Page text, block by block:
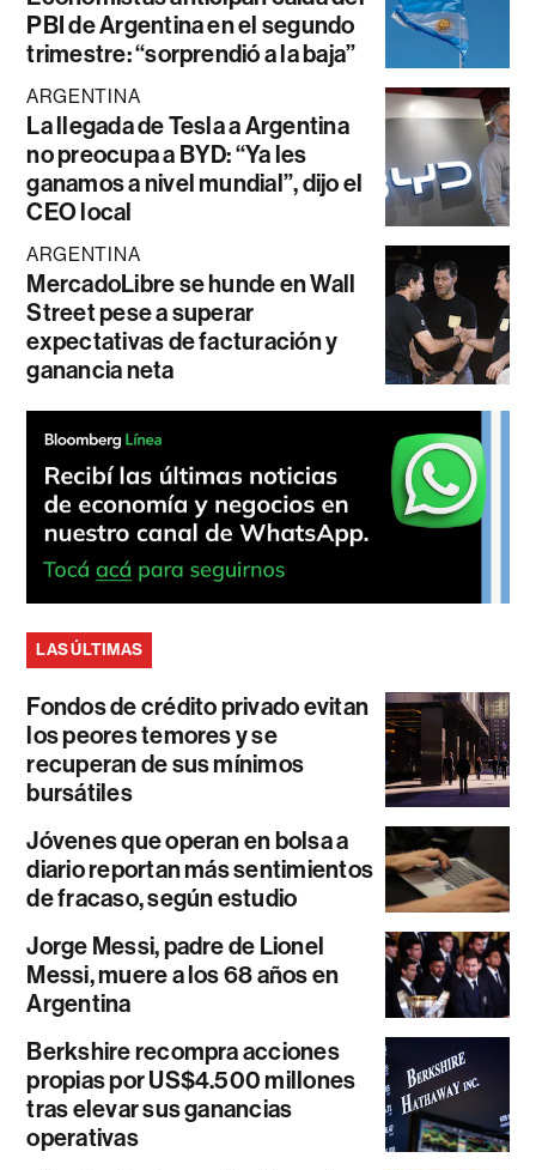
PBI de Argentina en el segundo
trimestre: “sorprendió a la baja”
ARGENTINA
La llegada de Tesla a Argentina
no preocupa a BYD: “Ya les
ganamos a nivel mundial”, dijo el
CEO local
ARGENTINA
MercadoLibre se hunde en Wall
Street pese a superar
expectativas de facturación y
ganancia neta
LAS ÚLTIMAS
Fondos de crédito privado evitan
los peores temores y se
recuperan de sus mínimos
bursátiles
Jóvenes que operan en bolsa a
diario reportan más sentimientos
de fracaso, según estudio
Jorge Messi, padre de Lionel
Messi, muere a los 68 años en
Argentina
Berkshire recompra acciones
propias por US$4.500 millones
tras elevar sus ganancias
operativas